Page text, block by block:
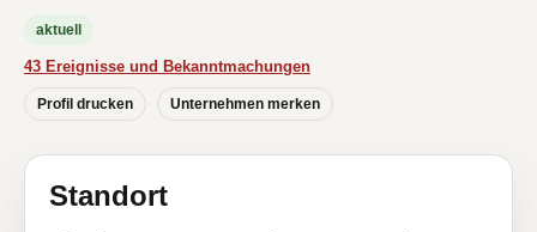
aktuell
43 Ereignisse und Bekanntmachungen
Profil drucken Unternehmen merken
Standort